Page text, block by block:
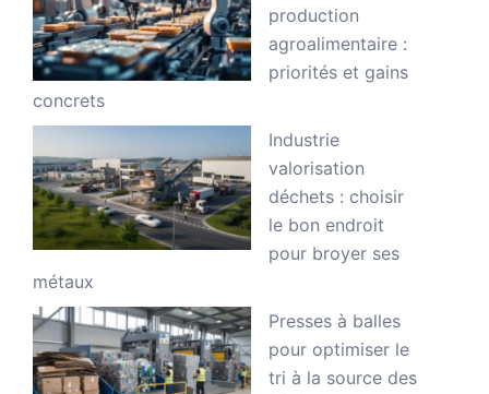
production
agroalimentaire :
priorités et gains
concrets
Industrie
valorisation
déchets : choisir
le bon endroit
pour broyer ses
métaux
Presses à balles
pour optimiser le
tri à la source des